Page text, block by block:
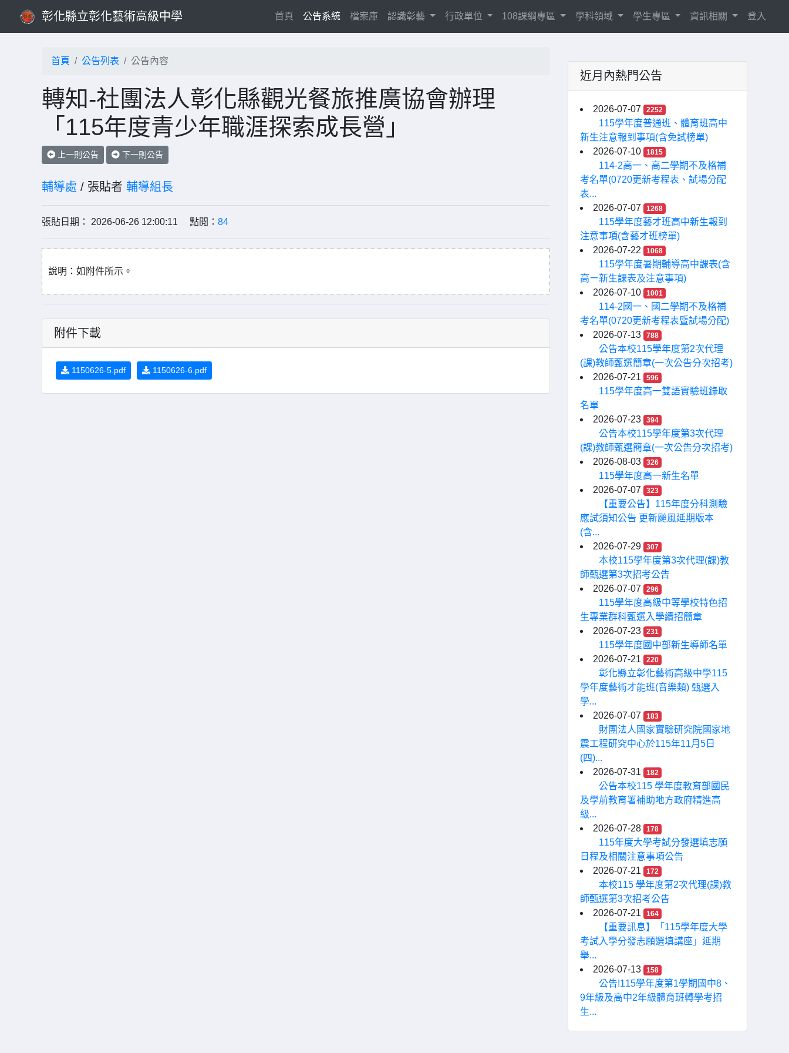
彰化縣立彰化藝術高級中學 首頁(current)
公告系統 檔案庫 認識彰藝 行政單位 108課綱專區 學科領域 學生專區 資訊相關 登入
首頁 公告列表 公告內容
轉知-社團法人彰化縣觀光餐旅推廣協會辦理
「115年度青少年職涯探索成長營」
上一則公告 下一則公告
輔導處 / 張貼者 輔導組長
張貼日期： 2026-06-26 12:00:11 點閱： 84
說明：如附件所示。
附件下載
1150626-5.pdf 1150626-6.pdf
近月內熱門公告
2026-07-07 2252
115學年度普通班、體育班高中
新生注意報到事項(含免試榜單)
2026-07-10
1815
114-2高一、高二學期不及格補
考名單(0720更新考程表、試場分配
表...
2026-07-07
1268
115學年度藝才班高中新生報到
注意事項(含藝才班榜單)
2026-07-22
1068
115學年度暑期輔導高中課表(含
高ㄧ新生課表及注意事項)
2026-07-10
1001
114-2國一、國二學期不及格補
考名單(0720更新考程表暨試場分配)
2026-07-13
788
公告本校115學年度第2次代理
(課)教師甄選簡章(一次公告分次招考)
2026-07-21
596
115學年度高一雙語實驗班錄取
名單
2026-07-23
394
公告本校115學年度第3次代理
(課)教師甄選簡章(一次公告分次招考)
2026-08-03
326
115學年度高一新生名單
2026-07-07
323
【重要公告】115年度分科測驗
應試須知公告 更新颱風延期版本
(含...
2026-07-29
307
本校115學年度第3次代理(課)教
師甄選第3次招考公告
2026-07-07
296
115學年度高級中等學校特色招
生專業群科甄選入學續招簡章
2026-07-23
231
115學年度國中部新生導師名單
2026-07-21
220
彰化縣立彰化藝術高級中學115
學年度藝術才能班(音樂類) 甄選入
學...
2026-07-07
183
財團法人國家實驗研究院國家地
震工程研究中心於115年11月5日
(四)...
2026-07-31
182
公告本校115 學年度教育部國民
及學前教育署補助地方政府精進高
級...
2026-07-28
178
115年度大學考試分發選填志願
日程及相關注意事項公告
2026-07-21
172
本校115 學年度第2次代理(課)教
師甄選第3次招考公告
2026-07-21
164
【重要訊息】「115學年度大學
考試入學分發志願選填講座」延期
舉...
2026-07-13
158
公告!115學年度第1學期國中8、
9年級及高中2年級體育班轉學考招
生...